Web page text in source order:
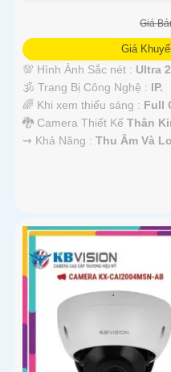
Giá
Giá
💯 Hình Ảnh Sắc nét : Ultra
🕉️ Trang Bị Công Nghệ : IP.
🌈 Khi xem thiếu sáng : Full
🐉️ Camera Thiết Kế Thân
️⇝ Khả Năng : Thu Âm Và